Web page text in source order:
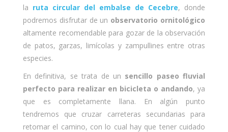
la ruta circular del embalse de Cecebre, donde
podremos disfrutar de un observatorio ornitológico
altamente recomendable para gozar de la observación
de patos, garzas, limícolas y zampullines entre otras
especies.
En definitiva, se trata de un sencillo paseo fluvial
perfecto para realizar en bicicleta o andando, ya
que es completamente llana. En algún punto
tendremos que cruzar carreteras secundarias para
retomar el camino, con lo cual hay que tener cuidado